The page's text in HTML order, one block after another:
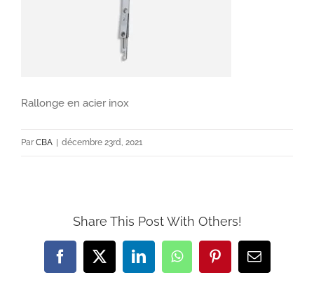
Rallonge en acier inox
Par CBA | décembre 23rd, 2021
Share This Post With Others!
Facebook
X LinkedInWhatsAppPinterestEmail